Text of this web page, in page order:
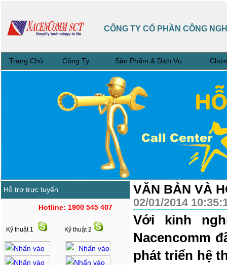
CÔNG TY CỔ PHẦN CÔNG
Trang Chủ Công Ty Sản Phẩm & Dịch Vụ
Hỗ trợ trực tuyến
Hotline: 1900 545 407
Kỹ thuật 1 Kỹ thuật 2
VĂN BẢN VÀ
02/01/2014
Với kinh
Nacencomm
phát triển hệ